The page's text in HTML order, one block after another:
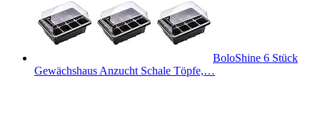
BoloShine 6 Stück
Gewächshaus Anzucht Schale Töpfe,…